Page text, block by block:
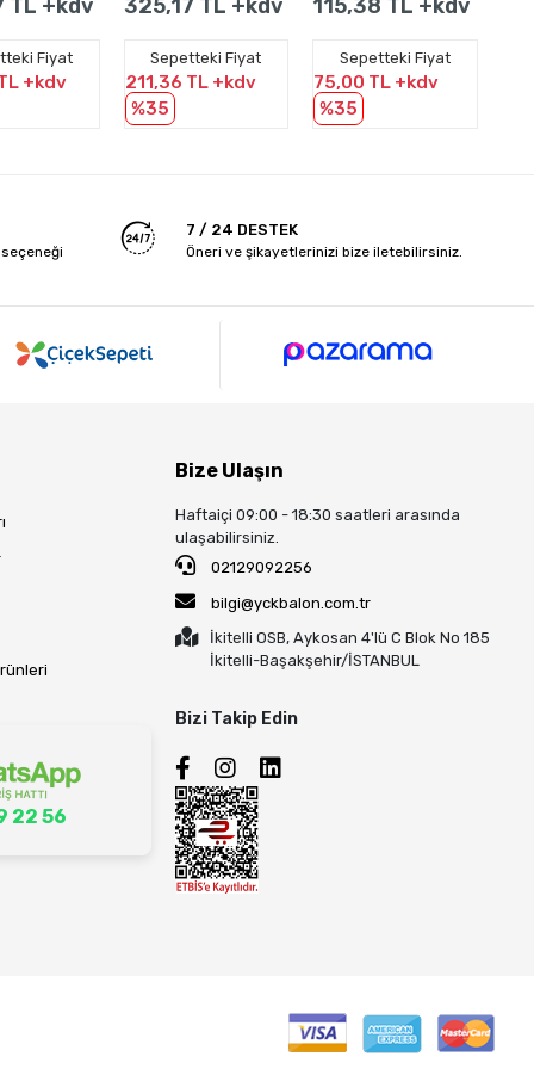
TL +kdv
Fiyat
+kdv
Adet
325,17 TL +kdv
Sepetteki Fiyat
211,36 TL +kdv
%35
- 100 Adet
115,38 TL +kdv
Sepetteki Fiyat
75,00 TL +kdv
%35
7 / 24 DESTEK
Öneri ve şikayetlerinizi bize iletebilirsiniz.
22 56
Bize Ulaşın
Haftaiçi 09:00 - 18:30 saatleri arasında
ulaşabilirsiniz.
02129092256
bilgi@yckbalon.com.tr
İkitelli OSB, Aykosan 4'lü C Blok No 185
İkitelli-Başakşehir/İSTANBUL
Bizi Takip Edin